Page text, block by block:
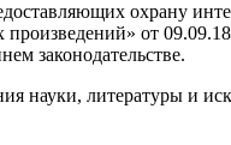
охрану
от
законодательстве.
науки, литературы и